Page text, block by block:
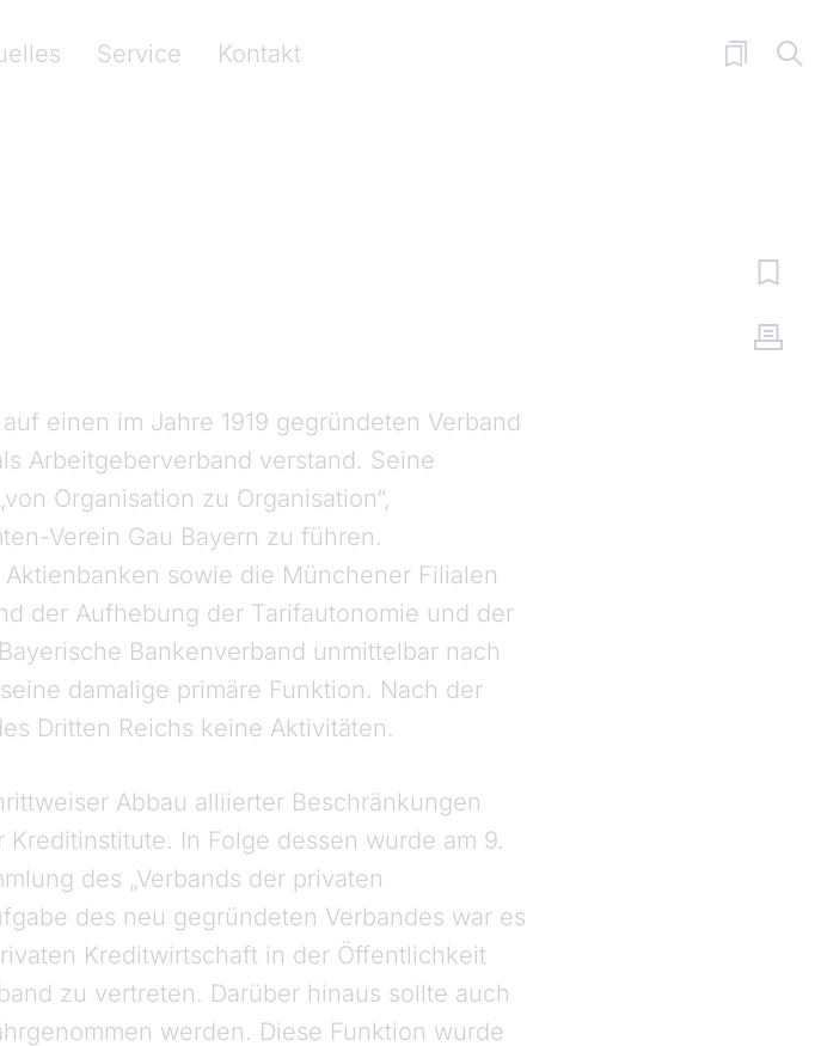
Service Kontakt
einen im Jahre 1919 gegründeten Verband
Arbeitgeberverband verstand. Seine
Organisation zu Organisation“,
Verein Gau Bayern zu führen.
sowie die Münchener Filialen
der Aufhebung der Tarifautonomie und der
Bankenverband unmittelbar nach
damalige primäre Funktion. Nach der
Dritten Reichs keine Aktivitäten.
Abbau alliierter Beschränkungen
In Folge dessen wurde am 9.
des „Verbands der privaten
des neu gegründeten Verbandes war es
Kreditwirtschaft in der Öffentlichkeit
zu vertreten. Darüber hinaus sollte auch
werden. Diese Funktion wurde